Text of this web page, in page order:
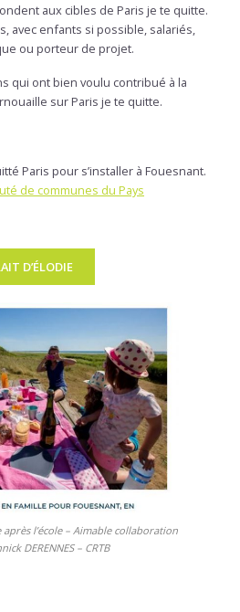
aux cibles de Paris je te quitte.
avec enfants si possible, salariés,
ou porteur de projet.
qui ont bien voulu contribué à la
sur Paris je te quitte.
Paris pour s’installer à Fouesnant.
de communes du Pays
D’ÉLODIE
l’école – Aimable collaboration
DERENNES – CRTB